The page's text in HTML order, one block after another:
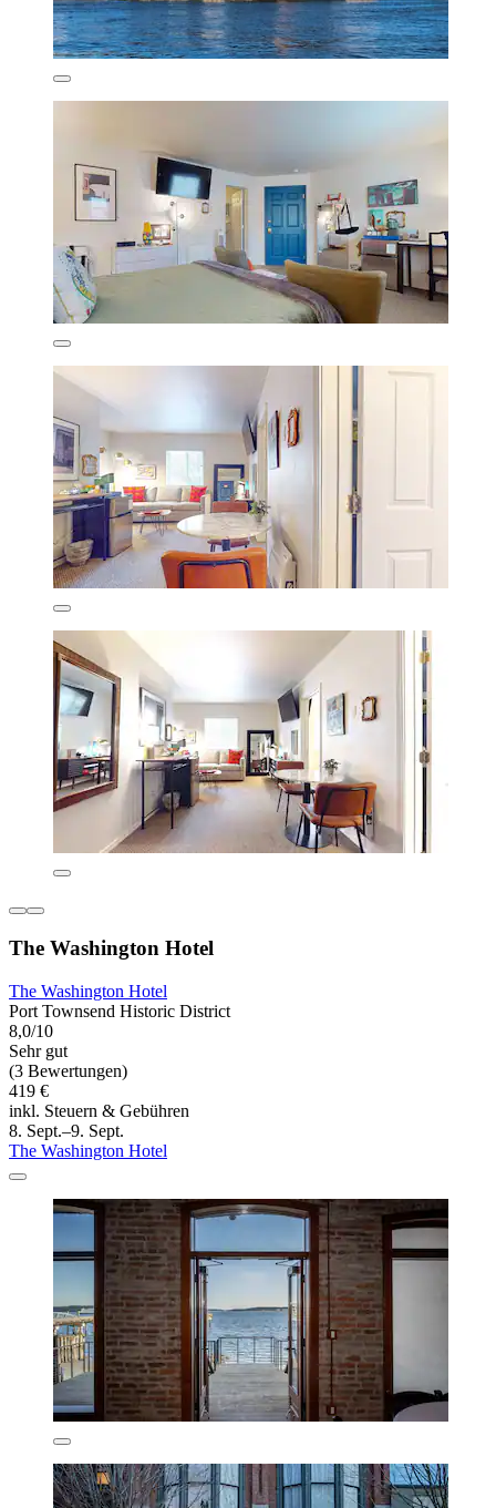
The Washington Hotel
The Washington Hotel
Port Townsend Historic District
8,0/10
Sehr gut
(3 Bewertungen)
419 €
inkl. Steuern & Gebühren
8. Sept.–9. Sept.
The Washington Hotel